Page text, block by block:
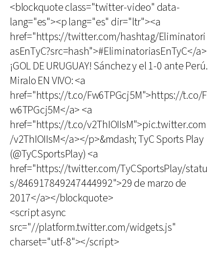
<blockquote class="twitter-video" data-
lang="es"><p lang="es" dir="ltr"><a
href="https://twitter.com/hashtag/Eliminatori
asEnTyC?src=hash">#EliminatoriasEnTyC</a>
¡GOL DE URUGUAY! Sánchez y el 1-0 ante Perú.
Miralo EN VIVO: <a
href="https://t.co/Fw6TPGcj5M">https://t.co/F
w6TPGcj5M</a> <a
href="https://t.co/v2ThIOIIsM">pic.twitter.com
/v2ThIOIIsM</a></p>&mdash; TyC Sports Play
(@TyCSportsPlay) <a
href="https://twitter.com/TyCSportsPlay/statu
s/846917849247444992">29 de marzo de
2017</a></blockquote>
<script async
src="//platform.twitter.com/widgets.js"
charset="utf-8"></script>